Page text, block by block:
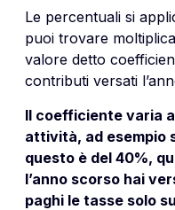
Le percentuali si
puoi trovare
valore detto
contributi versati
Il coefficiente varia
attività, ad esempio
questo è del 40%,
l’anno scorso hai
paghi le tasse solo